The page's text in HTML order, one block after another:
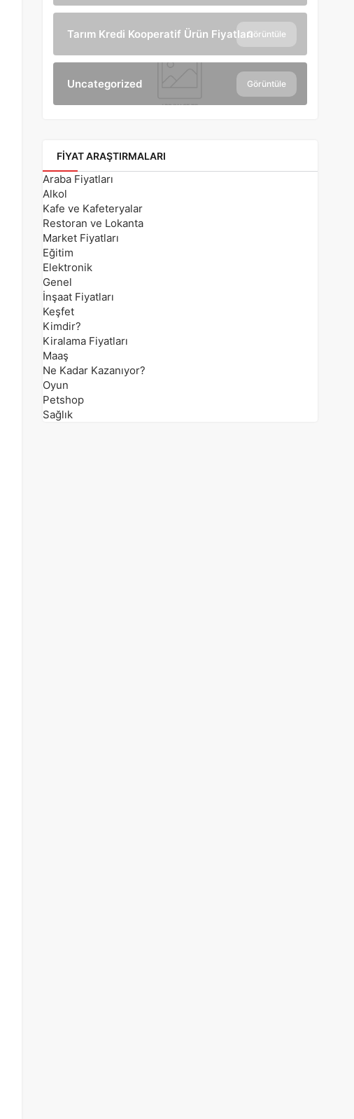
Tarım Kredi Kooperatif Ürün FiyatlarıGörüntüle
Uncategorized Görüntüle
FIYAT ARAŞTIRMALARI
Araba Fiyatları
Alkol
Kafe ve Kafeteryalar
Restoran ve Lokanta
Market Fiyatları
Eğitim
Elektronik
Genel
İnşaat Fiyatları
Keşfet
Kimdir?
Kiralama Fiyatları
Maaş
Ne Kadar Kazanıyor?
Oyun
Petshop
Sağlık